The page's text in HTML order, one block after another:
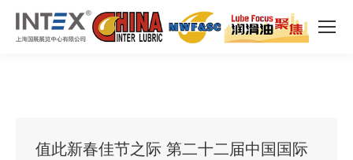
值此新春佳节之际 第二十二届中国国际